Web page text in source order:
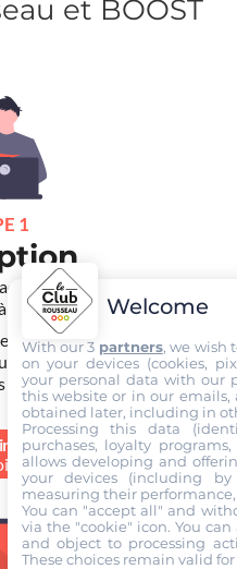
et BOOST
1
à ma formation au
Pass Rousseau Voiture.
voiture auprès de mon
la suite de ma formation. Je
de conduite dans un autre
au
29.00 €
Welcome
With our 3 partners, we wish
on your devices (cookies,
your personal data with our
this website or in our emails,
obtained later, including in
Processing this data
purchases, loyalty
allows developing and
your devices (including
measuring their
You can "accept all" and
via the "cookie" icon. You
and object to processing
These choices remain valid